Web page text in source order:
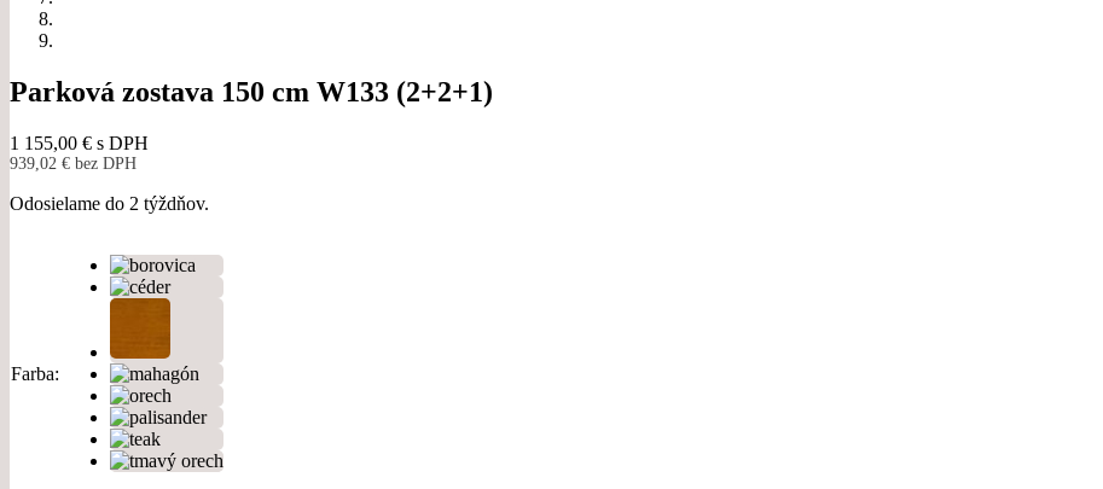
Parková zostava 150 cm W133 (2+2+1)
1 155,00 € s DPH
939,02 € bez DPH
Odosielame do 2 týždňov.
Farba